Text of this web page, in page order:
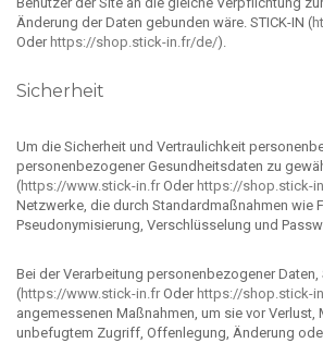
Änderung der Daten gebunden wäre. STICK-IN (
Oder https://shop.stick-in.fr/de/).
Sicherheit
Um die Sicherheit und Vertraulichkeit
personenbezogener Gesundheitsdaten zu
(https://www.stick-in.fr Oder https://shop.stick-
Netzwerke, die durch Standardmaßnahmen wie
Pseudonymisierung, Verschlüsselung und
Bei der Verarbeitung personenbezogener Daten,
(https://www.stick-in.fr Oder https://shop.stick-
angemessenen Maßnahmen, um sie vor Verlust,
unbefugtem Zugriff, Offenlegung, Änderung